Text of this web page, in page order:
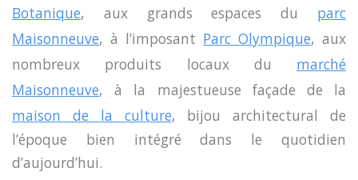
Botanique, aux grands espaces du parc
Maisonneuve, à l’imposant Parc Olympique, aux
nombreux produits locaux du marché
Maisonneuve, à la majestueuse façade de la
maison de la culture, bijou architectural de
l’époque bien intégré dans le quotidien
d’aujourd’hui.